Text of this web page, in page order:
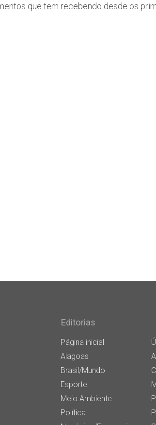
que tem recebendo desde os
Editorias
Página inicial
Alagoas
Brasil/Mundo
Esporte
Meio Ambiente
Política